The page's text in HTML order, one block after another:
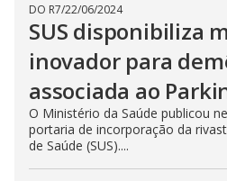
DO R7/22/06/2024
SUS disponibiliza
inovador para
associada ao
O Ministério da Saúde publicou
portaria de incorporação da
de Saúde (SUS)....